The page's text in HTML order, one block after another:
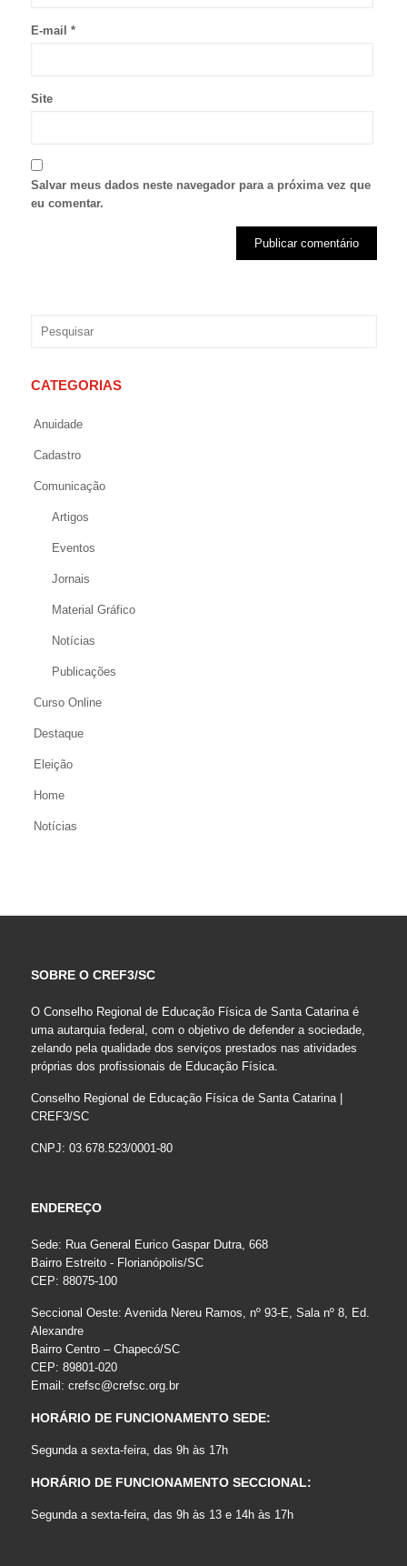
E-mail *
Site
Salvar meus dados neste navegador para a próxima vez que
eu comentar.
CATEGORIAS
Anuidade
Cadastro
Comunicação
Artigos
Eventos
Jornais
Material Gráfico
Notícias
Publicações
Curso Online
Destaque
Eleição
Home
Notícias
SOBRE O CREF3/SC
O Conselho Regional de Educação Física de Santa Catarina é
uma autarquia federal, com o objetivo de defender a sociedade,
zelando pela qualidade dos serviços prestados nas atividades
próprias dos profissionais de Educação Física.
Conselho Regional de Educação Física de Santa Catarina |
CREF3/SC
CNPJ: 03.678.523/0001-80
ENDEREÇO
Sede: Rua General Eurico Gaspar Dutra, 668
Bairro Estreito - Florianópolis/SC
CEP: 88075-100
Seccional Oeste: Avenida Nereu Ramos, nº 93-E, Sala nº 8, Ed.
Alexandre
Bairro Centro – Chapecó/SC
CEP: 89801-020
Email: crefsc@crefsc.org.br
HORÁRIO DE FUNCIONAMENTO SEDE:
Segunda a sexta-feira, das 9h às 17h
HORÁRIO DE FUNCIONAMENTO SECCIONAL:
Segunda a sexta-feira, das 9h às 13 e 14h às 17h